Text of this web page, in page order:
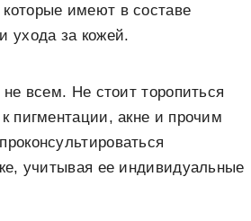
имеют в составе
ухода за кожей.
всем. Не стоит торопиться
пигментации, акне и прочим
учитывая ее индивидуальные